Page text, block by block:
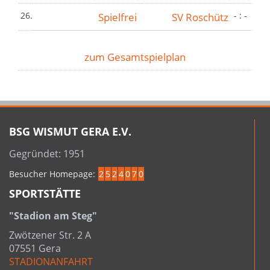
26. Spielfrei SV Roschütz - : -
zum Gesamtspielplan
BSG WISMUT GERA E.V.
Gegründet: 1951
Besucher Homepage: 2 524070
SPORTSTÄTTE
"Stadion am Steg"
Zwötzener Str. 2 A
07551 Gera
STADIONANFAHRT